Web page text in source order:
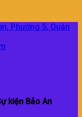
Phường 5, Quận
kiện Bảo An